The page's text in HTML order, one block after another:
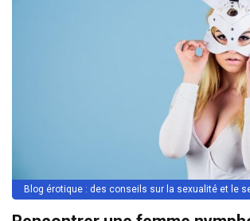
Blog érotique : des conseils sur la sexualité et le